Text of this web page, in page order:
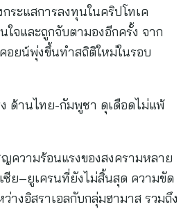
ระแสการลงทุนในคริปโทเค
ใจและถูกจับตามองอีกครั้ง จาก
อยน์พุ่งขึ้นทำสถิติใหม่ในรอบ
ด้านไทย-กัมพูชา ดุเดือดไม่แพ้
ความร้อนแรงของสงครามหลาย
ซีย–ยูเครนที่ยังไม่สิ้นสุด ความขัด
างอิสราเอลกับกลุ่มฮามาส รวมถึง